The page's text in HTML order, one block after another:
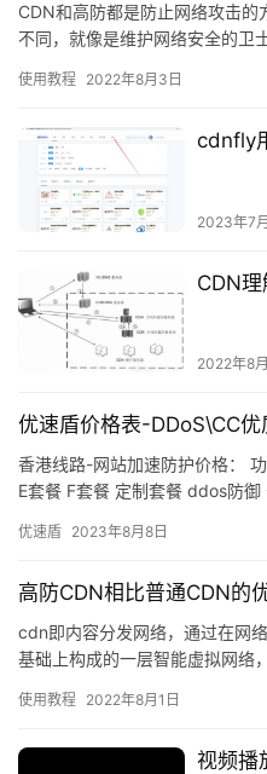
CDN和高防都是防止网络攻击
不同，就像是维护网络安全的卫
使用教程 2022年8月3日
cdnfly
2023年7
CDN理
2022年8
优速盾价格表-DDoS\CC
香港线路-网站加速防护价格：
E套餐 F套餐 定制套餐 ddos防
优速盾 2023年8月8日
高防CDN相比普通CDN的
cdn即内容分发网络，通过在网
基础上构成的一层智能虚拟网络
使用教程 2022年8月1日
视频播